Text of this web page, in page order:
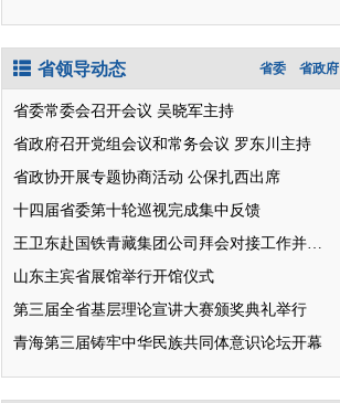
省领导动态 省政府
省委
省委常委会召开会议 吴晓军主持
省政府召开党组会议和常务会议 罗东川主持
省政协开展专题协商活动 公保扎西出席
十四届省委第十轮巡视完成集中反馈
王卫东赴国铁青藏集团公司拜会对接工作并座谈
山东主宾省展馆举行开馆仪式
第三届全省基层理论宣讲大赛颁奖典礼举行
青海第三届铸牢中华民族共同体意识论坛开幕